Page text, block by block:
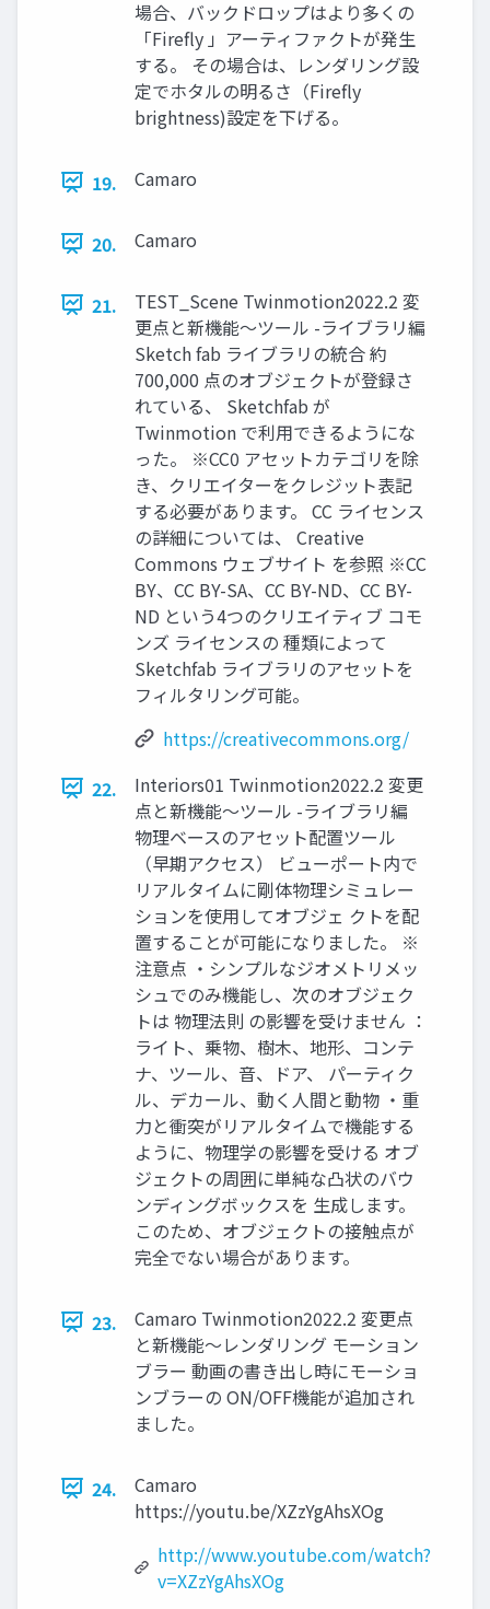
場合、バックドロップはより多くの
「Firefly 」アーティファクトが発生
する。 その場合は、レンダリング設
定でホタルの明るさ（Firefly
brightness)設定を下げる。
19. Camaro
20. Camaro
21.
TEST_Scene Twinmotion2022.2 変
更点と新機能～ツール -ライブラリ編
Sketch fab ライブラリの統合 約
700,000 点のオブジェクトが登録さ
れている、 Sketchfab が
Twinmotion で利用できるようにな
った。 ※CC0 アセットカテゴリを除
き、クリエイターをクレジット表記
する必要があります。 CC ライセンス
の詳細については、 Creative
Commons ウェブサイト を参照 ※CC
BY、CC BY-SA、CC BY-ND、CC BY-
ND という4つのクリエイティブ コモ
ンズ ライセンスの 種類によって
Sketchfab ライブラリのアセットを
フィルタリング可能。
https://creativecommons.org/
22.
Interiors01 Twinmotion2022.2 変更
点と新機能～ツール -ライブラリ編
物理ベースのアセット配置ツール
（早期アクセス） ビューポート内で
リアルタイムに剛体物理シミュレー
ションを使用してオブジェ クトを配
置することが可能になりました。 ※
注意点 ・シンプルなジオメトリメッ
シュでのみ機能し、次のオブジェク
トは 物理法則 の影響を受けません ：
ライト、乗物、樹木、地形、コンテ
ナ、ツール、音、ドア、 パーティク
ル、デカール、動く人間と動物 ・重
力と衝突がリアルタイムで機能する
ように、物理学の影響を受ける オブ
ジェクトの周囲に単純な凸状のバウ
ンディングボックスを 生成します。
このため、オブジェクトの接触点が
完全でない場合があります。
23.
Camaro Twinmotion2022.2 変更点
と新機能～レンダリング モーション
ブラー 動画の書き出し時にモーショ
ンブラーの ON/OFF機能が追加され
ました。
24.
Camaro
https://youtu.be/XZzYgAhsXOg
http://www.youtube.com/watch?
v=XZzYgAhsXOg